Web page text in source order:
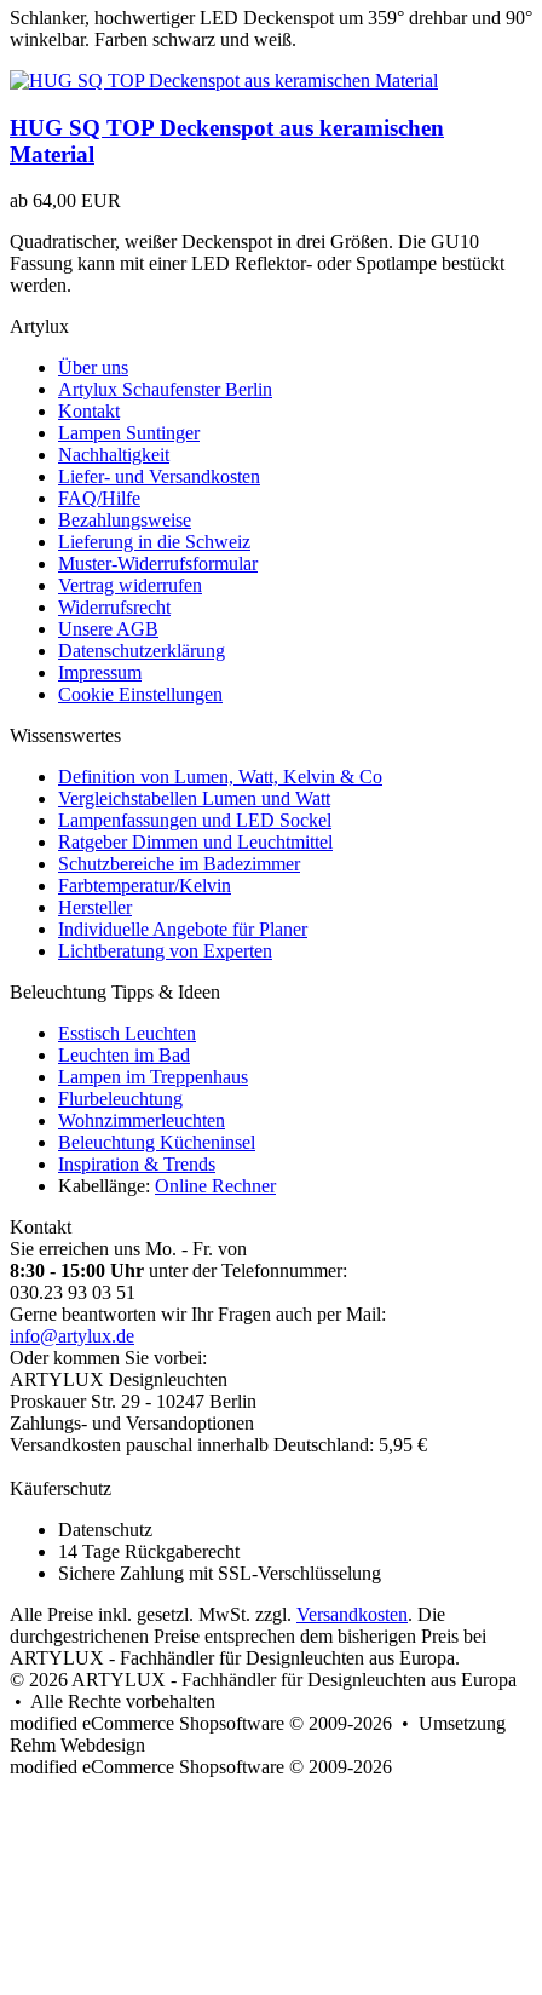
Schlanker, hochwertiger LED Deckenspot um 359° drehbar und 90°
winkelbar. Farben schwarz und weiß.
HUG SQ TOP Deckenspot aus keramischen
Material
ab 64,00 EUR
Quadratischer, weißer Deckenspot in drei Größen. Die GU10
Fassung kann mit einer LED Reflektor- oder Spotlampe bestückt
werden.
Artylux
Über uns
Artylux Schaufenster Berlin
Kontakt
Lampen Suntinger
Nachhaltigkeit
Liefer- und Versandkosten
FAQ/Hilfe
Bezahlungsweise
Lieferung in die Schweiz
Muster-Widerrufsformular
Vertrag widerrufen
Widerrufsrecht
Unsere AGB
Datenschutzerklärung
Impressum
Cookie Einstellungen
Wissenswertes
Definition von Lumen, Watt, Kelvin & Co
Vergleichstabellen Lumen und Watt
Lampenfassungen und LED Sockel
Ratgeber Dimmen und Leuchtmittel
Schutzbereiche im Badezimmer
Farbtemperatur/Kelvin
Hersteller
Individuelle Angebote für Planer
Lichtberatung von Experten
Beleuchtung Tipps & Ideen
Esstisch Leuchten
Leuchten im Bad
Lampen im Treppenhaus
Flurbeleuchtung
Wohnzimmerleuchten
Beleuchtung Kücheninsel
Inspiration & Trends
Kabellänge: Online Rechner
Kontakt
Sie erreichen uns Mo. - Fr. von
8:30 - 15:00 Uhr unter der Telefonnummer:
030.23 93 03 51
Gerne beantworten wir Ihr Fragen auch per Mail:
info@artylux.de
Oder kommen Sie vorbei:
ARTYLUX Designleuchten
Proskauer Str. 29 - 10247 Berlin
Zahlungs- und Versandoptionen
Versandkosten pauschal innerhalb Deutschland: 5,95 €
Käuferschutz
Datenschutz
14 Tage Rückgaberecht
Sichere Zahlung mit SSL-Verschlüsselung
Alle Preise inkl. gesetzl. MwSt. zzgl. Versandkosten. Die
durchgestrichenen Preise entsprechen dem bisherigen Preis bei
ARTYLUX - Fachhändler für Designleuchten aus Europa.
© 2026 ARTYLUX - Fachhändler für Designleuchten aus Europa
• Alle Rechte vorbehalten
modified eCommerce Shopsoftware © 2009-2026 • Umsetzung
Rehm Webdesign
modified eCommerce Shopsoftware © 2009-2026